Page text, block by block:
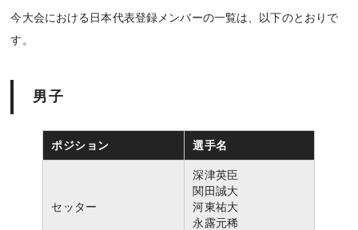
今大会における日本代表登録メンバーの一覧は、以下のとおりで
す。
男子
ポジション 選手名
セッター
深津英臣
関田誠大
河東祐大
永露元稀